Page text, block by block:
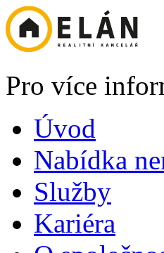
Pro více
Úvod
Nabídka
Služby
Kariéra